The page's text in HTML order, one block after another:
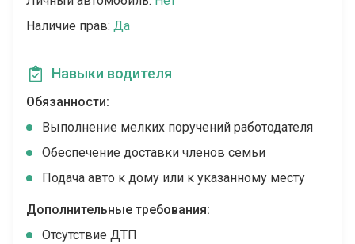
Наличие прав: Да
Навыки водителя
Обязанности:
Выполнение мелких поручений работодателя
Обеспечение доставки членов семьи
Подача авто к дому или к указанному месту
Дополнительные требования:
Отсутствие ДТП